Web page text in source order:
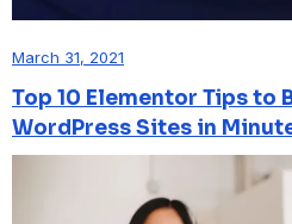
March 31, 2021
Top 10 Elementor Tips to
WordPress Sites in